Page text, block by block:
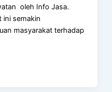
oleh Info Jasa.
ini semakin
masyarakat terhadap